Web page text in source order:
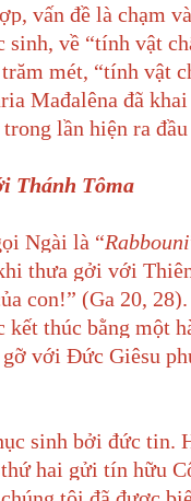
vấn đề là chạm
về “tính vật
mét, “tính vật
Mađalêna đã
lần hiện ra
Thánh Tôma
Ngài là “Rabbouni
thưa gởi với
con!” (Ga 20,
thúc bằng một
gỡ với Đức Giêsu
sinh bởi đức tin.
hai gửi tín hữu